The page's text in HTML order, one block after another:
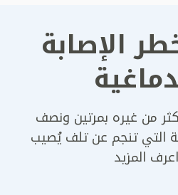
الإصابة
من غيره بمرتين ونصف
التي تنجم عن تلف يُصيب
المزيد